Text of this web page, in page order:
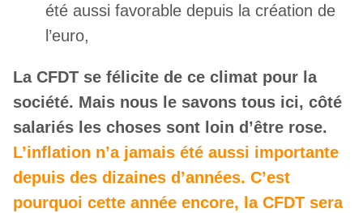
été aussi favorable depuis la création de
l’euro,
La CFDT se félicite de ce climat pour la
société. Mais nous le savons tous ici, côté
salariés les choses sont loin d’être rose.
L’inflation n’a jamais été aussi importante
depuis des dizaines d’années. C’est
pourquoi cette année encore, la CFDT sera